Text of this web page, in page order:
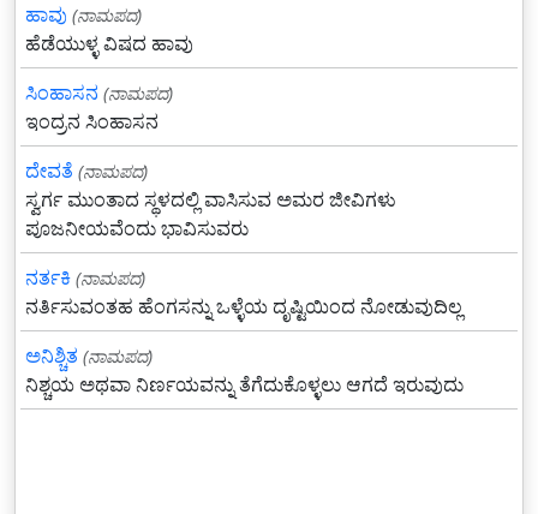
ಹಾವು (ನಾಮಪದ)
ಹೆಡೆಯುಳ್ಳ ವಿಷದ ಹಾವು
ಸಿಂಹಾಸನ (ನಾಮಪದ)
ಇಂದ್ರನ ಸಿಂಹಾಸನ
ದೇವತೆ (ನಾಮಪದ)
ಸ್ವರ್ಗ ಮುಂತಾದ ಸ್ಥಳದಲ್ಲಿ ವಾಸಿಸುವ ಅಮರ ಜೀವಿಗಳು
ಪೂಜನೀಯವೆಂದು ಭಾವಿಸುವರು
ನರ್ತಕಿ (ನಾಮಪದ)
ನರ್ತಿಸುವಂತಹ ಹೆಂಗಸನ್ನು ಒಳ್ಳೆಯ ದೃಷ್ಟಿಯಿಂದ ನೋಡುವುದಿಲ್ಲ
ಅನಿಶ್ಚಿತ (ನಾಮಪದ)
ನಿಶ್ಚಯ ಅಥವಾ ನಿರ್ಣಯವನ್ನು ತೆಗೆದುಕೊಳ್ಳಲು ಆಗದೆ ಇರುವುದು